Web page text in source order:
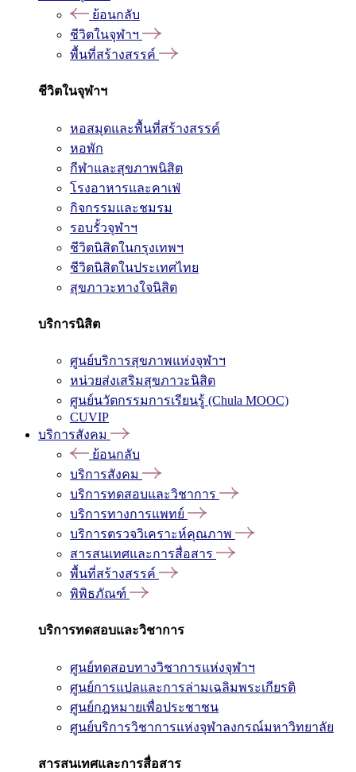
ย้อนกลับ
ชีวิตในจุฬาฯ
พื้นที่สร้างสรรค์
ชีวิตในจุฬาฯ
หอสมุดและพื้นที่สร้างสรรค์
หอพัก
กีฬาและสุขภาพนิสิต
โรงอาหารและคาเฟ่
กิจกรรมและชมรม
รอบรั้วจุฬาฯ
ชีวิตนิสิตในกรุงเทพฯ
ชีวิตนิสิตในประเทศไทย
สุขภาวะทางใจนิสิต
บริการนิสิต
ศูนย์บริการสุขภาพแห่งจุฬาฯ
หน่วยส่งเสริมสุขภาวะนิสิต
ศูนย์นวัตกรรมการเรียนรู้ (Chula MOOC)
CUVIP
บริการสังคม
ย้อนกลับ
บริการสังคม
บริการทดสอบและวิชาการ
บริการทางการแพทย์
บริการตรวจวิเคราะห์คุณภาพ
สารสนเทศและการสื่อสาร
พื้นที่สร้างสรรค์
พิพิธภัณฑ์
บริการทดสอบและวิชาการ
ศูนย์ทดสอบทางวิชาการแห่งจุฬาฯ
ศูนย์การแปลและการล่ามเฉลิมพระเกียรติ
ศูนย์กฎหมายเพื่อประชาชน
ศูนย์บริการวิชาการแห่งจุฬาลงกรณ์มหาวิทยาลัย
สารสนเทศและการสื่อสาร